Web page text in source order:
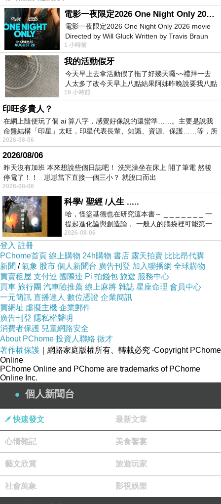
1K3UwUS81Q00ra1YwT2t6MklYVDRlbVVZPQ
==&url=https://tw.buy.yahoo.com/gdsale/gdsale
.asp?gdid=5355064
商品訊息功能:
寬鬆粗針織毛衣有甜美女人味
前短後長的毛衣剪裁修飾身型
鏤空設計讓粗針織毛衣顯輕盈
ps. 內搭、配件、包包皆為另外搭配
此款須內搭穿著
商品訊息描述:
東京著衣 波浪條紋鏤空寬鬆感毛衣(共三
色)-2034252
電影一夜限定2026 One Night Only 2026 movie
電影一夜限定2026 One Night Only 2026 movie
Directed by Will Gluck Written by Travis Braun
Starring Monica Barbaro
1 小時前
我的活動假牙
今天早上去拿活動假了拖了好幾天囉~~禮拜一去
人太多了改今天早上八點結果阿姊昨晚說要我八點
去西螺農會~回到莿桐都8點半多了
19 小時前
印旺多貴人？
在網上隨便玩了個 ai 算八字，感覺好像說的還蠻準……。主要是說我
命盤結構「印星」太旺，印星代表長輩、知識、資源、保護……等，所
2026-08-06
2026/08/06
昨天沒有加班 本來想說些個日誌吧！ 洗完澡坐在床上 開了筆電 然後
停電了！！ 崽崽當下直接一個三小？ 就脫口而出
2026-08-06
科學/ 聖經 /人生 .....
哈，怪盜基德也在研究這本書～ _ _ _ _ _ _ _ 一
提起進化論與創造論， 一般人的腦袋裡可能第一
時間就有「 進化論很科
2026-08-06
登入 註冊
PChome首頁 線上購物 24h購物 書店 露天拍賣 比比昂代購
新聞 /氣象 股市 個人新聞台 廣告刊登 加入聯播網 全球購物
買賣租屋 支付連 國際連 Pi 拍錢包 旅遊 服務中心
買車 旅行團 汽車險推薦 線上麻將 雜誌 星座命理 會員中心
一元簡訊 直播達人 數位憑證 企業簡訊
買網址 虛擬主機 企業郵件
廣告刊登 隱私權聲明
消費者保護 兒童網路安全
About PChome 投資人聯絡 徵才
著作權保護 ｜網路家庭版權所有、轉載必究 ‧Copyright PChome
Online
PChome Online and PChome are trademarks of PChome
Online Inc.
個人新聞台
快速發文 最新文章
心情雜記 美食饗宴
藝文欣賞 旅遊玩家
社會萬象 影視娛樂